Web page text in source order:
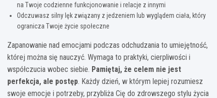
na Twoje codzienne funkcjonowanie i relacje z innymi
Odczuwasz silny lęk związany z jedzeniem lub wyglądem ciała, który
ogranicza Twoje życie społeczne
Zapanowanie nad emocjami podczas odchudzania to umiejętność,
której można się nauczyć. Wymaga to praktyki, cierpliwości i
współczucia wobec siebie. Pamiętaj, że celem nie jest
perfekcja, ale postęp. Każdy dzień, w którym lepiej rozumiesz
swoje emocje i potrzeby, przybliża Cię do zdrowszego stylu życia